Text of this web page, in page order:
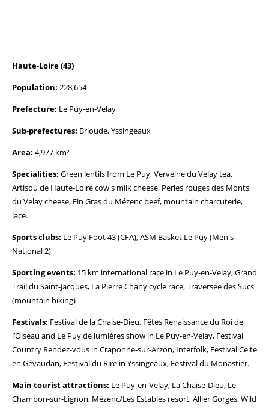
Haute-Loire (43)
Population: 228,654
Prefecture: Le Puy-en-Velay
Sub-prefectures: Brioude, Yssingeaux
Area: 4,977 km²
Specialities: Green lentils from Le Puy, Verveine du Velay tea,
Artisou de Haute-Loire cow's milk cheese, Perles rouges des Monts
du Velay cheese, Fin Gras du Mézenc beef, mountain charcuterie,
lace.
Sports clubs: Le Puy Foot 43 (CFA), ASM Basket Le Puy (Men's
National 2)
Sporting events: 15 km international race in Le Puy-en-Velay, Grand
Trail du Saint-Jacques, La Pierre Chany cycle race, Traversée des Sucs
(mountain biking)
Festivals: Festival de la Chaise-Dieu, Fêtes Renaissance du Roi de
l’Oiseau and Le Puy de lumières show in Le Puy-en-Velay, Festival
Country Rendez-vous in Craponne-sur-Arzon, Interfolk, Festival Celte
en Gévaudan, Festival du Rire in Yssingeaux, Festival du Monastier.
Main tourist attractions: Le Puy-en-Velay, La Chaise-Dieu, Le
Chambon-sur-Lignon, Mézenc/Les Estables resort, Allier Gorges, Wild